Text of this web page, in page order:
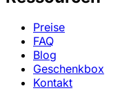
Preise
FAQ
Blog
Geschenkbox
Kontakt